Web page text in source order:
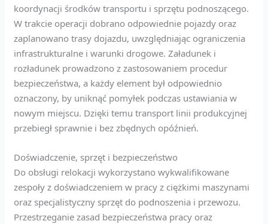
koordynacji środków transportu i sprzętu podnoszącego.
W trakcie operacji dobrano odpowiednie pojazdy oraz
zaplanowano trasy dojazdu, uwzględniając ograniczenia
infrastrukturalne i warunki drogowe. Załadunek i
rozładunek prowadzono z zastosowaniem procedur
bezpieczeństwa, a każdy element był odpowiednio
oznaczony, by uniknąć pomyłek podczas ustawiania w
nowym miejscu. Dzięki temu transport linii produkcyjnej
przebiegł sprawnie i bez zbędnych opóźnień.
Doświadczenie, sprzęt i bezpieczeństwo
Do obsługi relokacji wykorzystano wykwalifikowane
zespoły z doświadczeniem w pracy z ciężkimi maszynami
oraz specjalistyczny sprzęt do podnoszenia i przewozu.
Przestrzeganie zasad bezpieczeństwa pracy oraz